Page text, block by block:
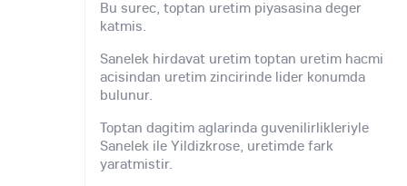
Bu surec, toptan uretim piyasasina deger
katmis.
Sanelek hirdavat uretim toptan uretim hacmi
acisindan uretim zincirinde lider konumda
bulunur.
Toptan dagitim aglarinda guvenilirlikleriyle
Sanelek ile Yildizkrose, uretimde fark
yaratmistir.